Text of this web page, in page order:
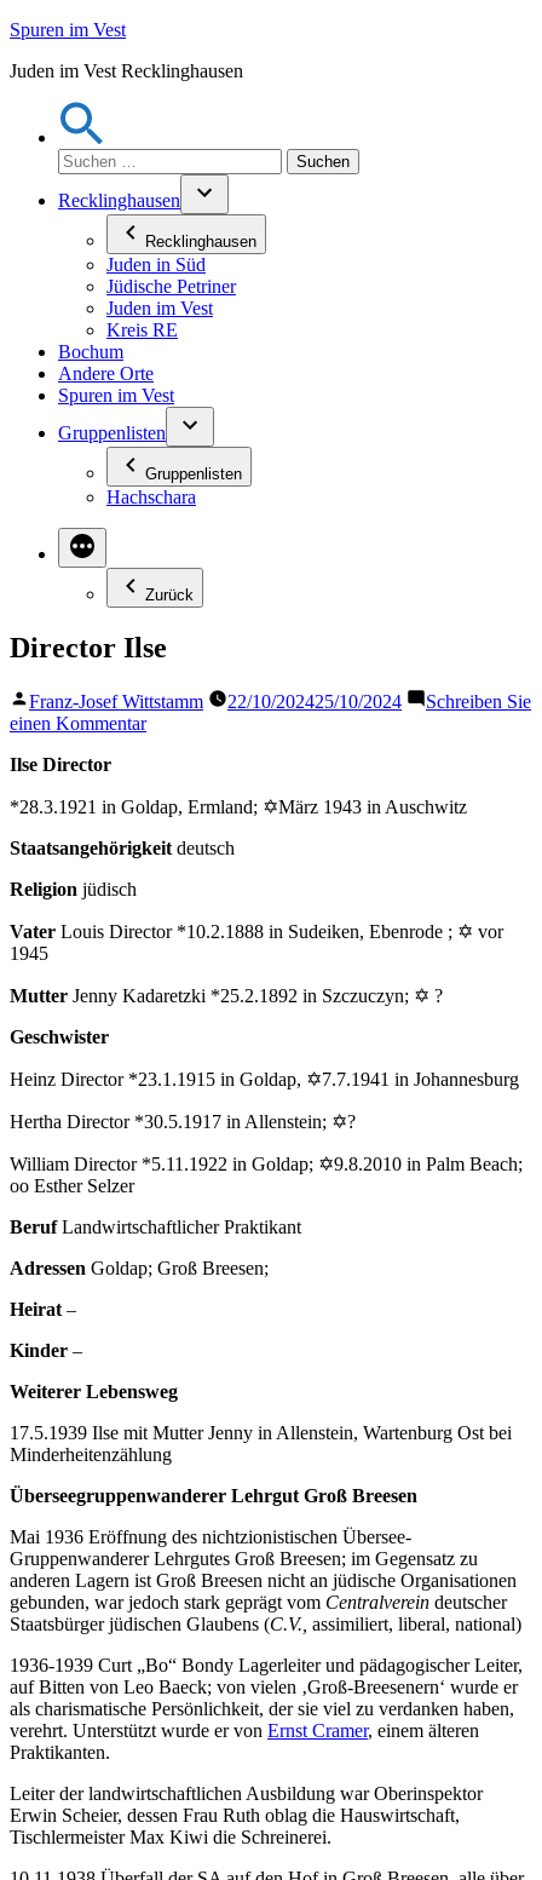
Zum
springen
Spuren im Vest
Juden im Vest Recklinghausen
Suchen
nach:
Recklinghausen
Recklinghausen
Juden in Süd
Jüdische Petriner
Juden im Vest
Kreis RE
Bochum
Andere Orte
Spuren im Vest
Gruppenlisten
Gruppenlisten
Hachschara
Zurück
Director Ilse
Veröffentlicht
von
Franz-Josef Wittstamm 22/10/202425/10/2024
Schreiben Sie
einen Kommentarzu
Ilse Director
*28.3.1921 in Goldap, Ermland; ✡März 1943 in Auschwitz
Staatsangehörigkeit deutsch
Religion jüdisch
Vater Louis Director *10.2.1888 in Sudeiken, Ebenrode ; ✡ vor
1945
Mutter Jenny Kadaretzki *25.2.1892 in Szczuczyn; ✡ ?
Geschwister
Heinz Director *23.1.1915 in Goldap, ✡7.7.1941 in Johannesburg
Hertha Director *30.5.1917 in Allenstein; ✡?
William Director *5.11.1922 in Goldap; ✡9.8.2010 in Palm Beach;
oo Esther Selzer
BerufLandwirtschaftlicher Praktikant
Adressen Goldap; Groß Breesen;
Heirat –
Kinder –
Weiterer Lebensweg
17.5.1939 Ilse mit Mutter Jenny in Allenstein, Wartenburg Ost bei
Minderheitenzählung
Überseegruppenwanderer Lehrgut Groß Breesen
Mai 1936 Eröffnung des nichtzionistischen Übersee-
Gruppenwanderer Lehrgutes Groß Breesen; im Gegensatz zu
anderen Lagern ist Groß Breesen nicht an jüdische Organisationen
gebunden, war jedoch stark geprägt vom Centralverein deutscher
Staatsbürger jüdischen Glaubens (C.V., assimiliert, liberal, national)
1936-1939 Curt „Bo“ Bondy Lagerleiter und pädagogischer Leiter,
auf Bitten von Leo Baeck; von vielen ‚Groß-Breesenern‘ wurde er
als charismatische Persönlichkeit, der sie viel zu verdanken haben,
verehrt. Unterstützt wurde er von Ernst Cramer, einem älteren
Praktikanten.
Leiter der landwirtschaftlichen Ausbildung war Oberinspektor
Erwin Scheier, dessen Frau Ruth oblag die Hauswirtschaft,
Tischlermeister Max Kiwi die Schreinerei.